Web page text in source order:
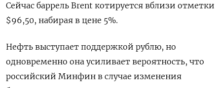
Сейчас баррель Brent котируется вблизи отметки
$96,50, набирая в цене 5%.
Нефть выступает поддержкой рублю, но
одновременно она усиливает вероятность, что
российский Минфин в случае изменения